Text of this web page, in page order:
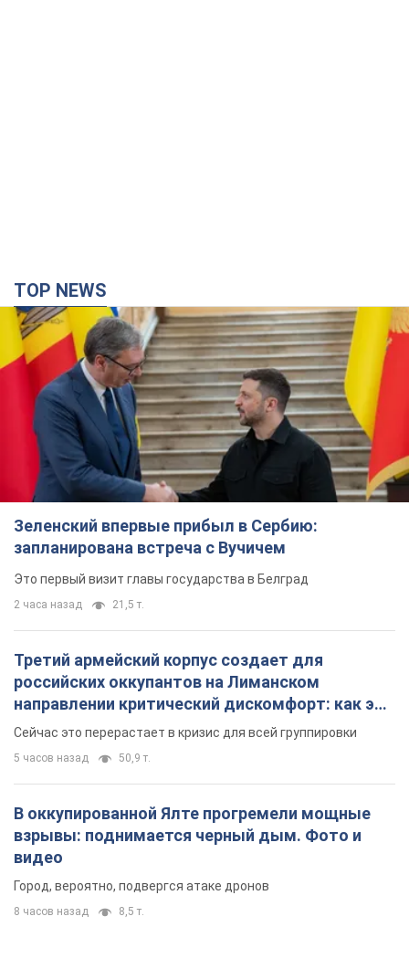
TOP NEWS
Зеленский впервые прибыл в Сербию:
запланирована встреча с Вучичем
Это первый визит главы государства в Белград
2 часа назад 21,5 т.
Третий армейский корпус создает для
российских оккупантов на Лиманском
направлении критический дискомфорт: как это
удалось
Сейчас это перерастает в кризис для всей группировки
5 часов назад 50,9 т.
В оккупированной Ялте прогремели мощные
взрывы: поднимается черный дым. Фото и
видео
Город, вероятно, подвергся атаке дронов
8 часов назад 8,5 т.